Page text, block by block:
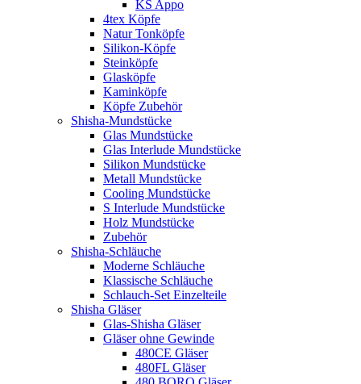
KS Appo
4tex Köpfe
Natur Tonköpfe
Silikon-Köpfe
Steinköpfe
Glasköpfe
Kaminköpfe
Köpfe Zubehör
Shisha-Mundstücke
Glas Mundstücke
Glas Interlude Mundstücke
Silikon Mundstücke
Metall Mundstücke
Cooling Mundstücke
S Interlude Mundstücke
Holz Mundstücke
Zubehör
Shisha-Schläuche
Moderne Schläuche
Klassische Schläuche
Schlauch-Set Einzelteile
Shisha Gläser
Glas-Shisha Gläser
Gläser ohne Gewinde
480CE Gläser
480FL Gläser